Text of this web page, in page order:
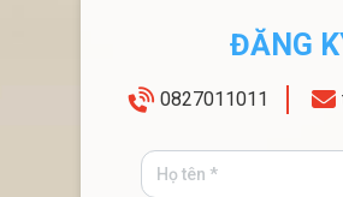
ĐĂNG
0827011011